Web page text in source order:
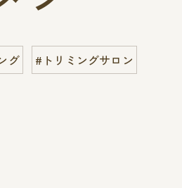
グ #トリミングサロン